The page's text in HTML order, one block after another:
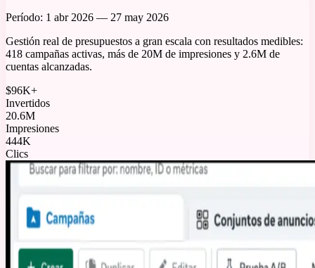
Período: 1 abr 2026 — 27 may 2026
Gestión real de presupuestos a gran escala con resultados medibles:
418 campañas activas, más de 20M de impresiones y 2.6M de
cuentas alcanzadas.
$96K+
Invertidos
20.6M
Impresiones
444K
Clics